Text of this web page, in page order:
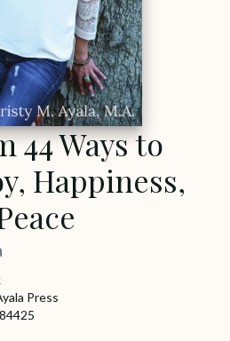
44 Ways to
Happiness,
Press